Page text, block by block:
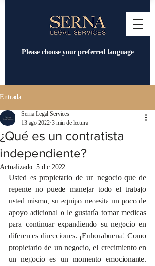
Please choose your preferred language
Entrada
¿Qué es un contratista
independiente?
Serna Legal Services
13 ago 2022 3 min de lectura
Actualizado: 5 dic 2022
Usted es propietario de un negocio que de
repente no puede manejar todo el trabajo
usted mismo, su equipo necesita un poco de
apoyo adicional o le gustaría tomar medidas
para continuar expandiendo su negocio en
diferentes direcciones. ¡Enhorabuena! Como
propietario de un negocio, el crecimiento en
un negocio es un momento emocionante.